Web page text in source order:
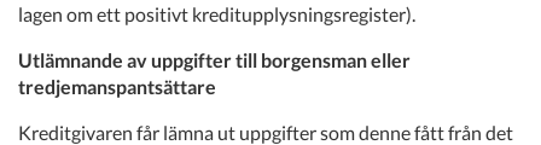
lagen om ett positivt kreditupplysningsregister).
Utlämnande av uppgifter till borgensman eller
tredjemanspantsättare
Kreditgivaren får lämna ut uppgifter som denne fått från det